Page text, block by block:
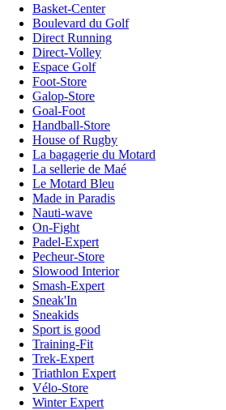
Basket-Center
Boulevard du Golf
Direct Running
Direct-Volley
Espace Golf
Foot-Store
Galop-Store
Goal-Foot
Handball-Store
House of Rugby
La bagagerie du Motard
La sellerie de Maé
Le Motard Bleu
Made in Paradis
Nauti-wave
On-Fight
Padel-Expert
Pecheur-Store
Slowood Interior
Smash-Expert
Sneak'In
Sneakids
Sport is good
Training-Fit
Trek-Expert
Triathlon Expert
Vélo-Store
Winter Expert